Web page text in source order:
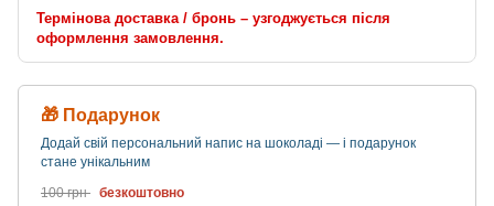
Термінова доставка / бронь – узгоджується після
оформлення замовлення.
🎁 Подарунок
Додай свій персональний напис на шоколаді — і подарунок
стане унікальним
100 грн безкоштовно